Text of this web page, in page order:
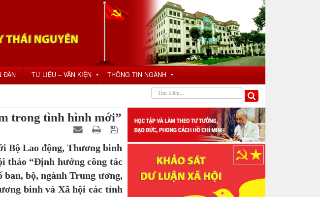
ĐÀN TƯ LIỆU – VĂN KIỆN ▼ THÔNG TIN NGÀNH ▼
trong tình hình mới”
Bộ Lao động, Thương binh
thảo “Định hướng công tác
bộ, ngành Trung ương,
binh và Xã hội các tỉnh